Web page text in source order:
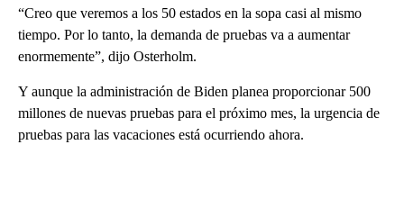
“Creo que veremos a los 50 estados en la sopa casi al mismo
tiempo. Por lo tanto, la demanda de pruebas va a aumentar
enormemente”, dijo Osterholm.
Y aunque la administración de Biden planea proporcionar 500
millones de nuevas pruebas para el próximo mes, la urgencia de
pruebas para las vacaciones está ocurriendo ahora.